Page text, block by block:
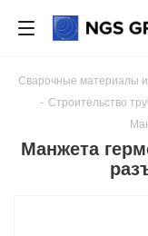
Сварочные материалы
- Строительство
Манжета